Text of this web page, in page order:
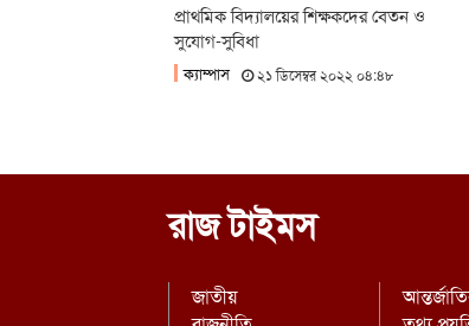
প্রাথমিক বিদ্যালয়ের শিক্ষকদের বেতন ও
সুযোগ-সুবিধা
ক্যাম্পাস ২১ ডিসেম্বর ২০২২ ০৪:৪৮
রাজ টাইমস
জাতীয়